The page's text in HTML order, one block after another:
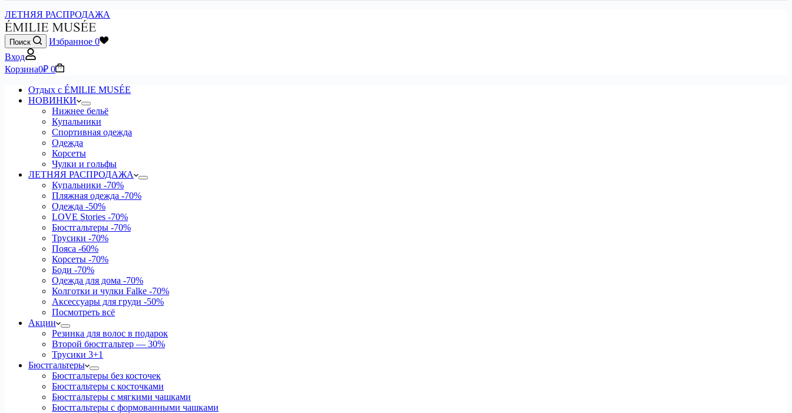
ЛЕТНЯЯ РАСПРОДАЖА
Поиск Избранное 0
Вход
Корзина0₽ 0
Отдых с ÉMILIE MUSÉE
НОВИНКИ
Нижнее бельё
Купальники
Спортивная одежда
Одежда
Корсеты
Чулки и гольфы
ЛЕТНЯЯ РАСПРОДАЖА
Купальники -70%
Пляжная одежда -70%
Одежда -50%
LOVE Stories -70%
Бюстгальтеры -70%
Трусики -70%
Пояса -60%
Корсеты -70%
Боди -70%
Одежда для дома -70%
Колготки и чулки Falke -70%
Аксессуары для груди -50%
Посмотреть всё
Акции
Резинка для волос в подарок
Второй бюстгальтер — 30%
Трусики 3+1
Бюстгальтеры
Бюстгальтеры без косточек
Бюстгальтеры с косточками
Бюстгальтеры с мягкими чашками
Бюстгальтеры с формованными чашками